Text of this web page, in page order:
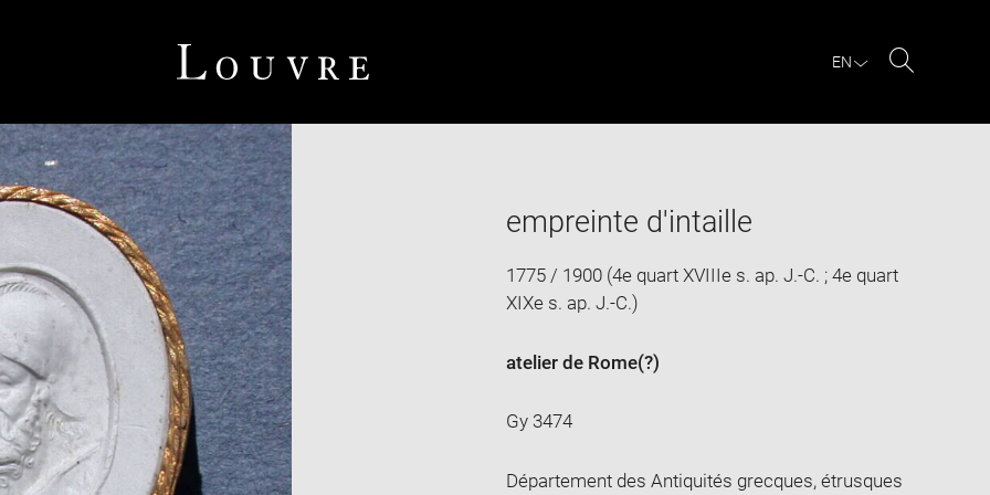
EN
empreinte d'intaille
1775 / 1900 (4e quart XVIIIe s. ap. J.-C. ; 4e quart
XIXe s. ap. J.-C.)
atelier de Rome(?)
Gy 3474
Département des Antiquités grecques, étrusques